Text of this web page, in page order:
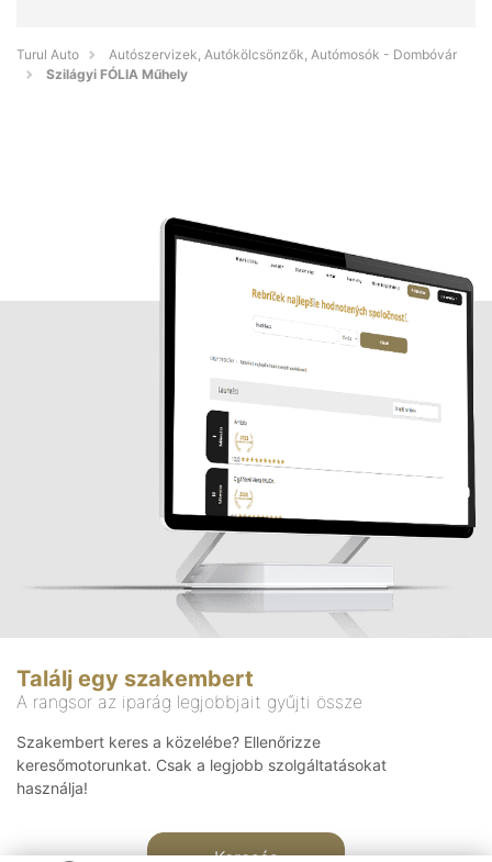
Turul Auto
Autószervizek, Autókölcsönzők, Autómosók - Dombóvár
Szilágyi FÓLIA Műhely
Találj egy szakembert
A rangsor az iparág legjobbjait gyűjti össze
Szakembert keres a közelébe? Ellenőrizze
keresőmotorunkat. Csak a legjobb szolgáltatásokat
használja!